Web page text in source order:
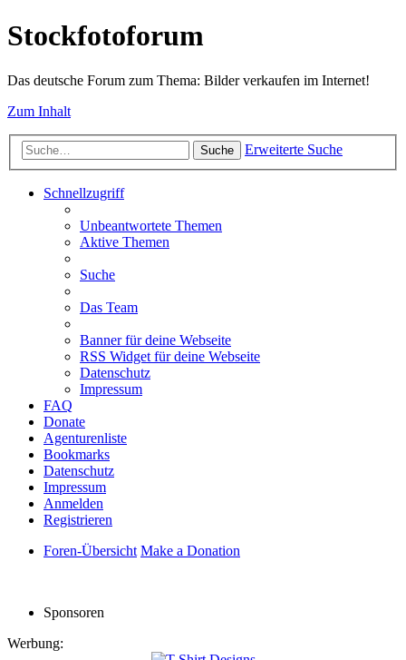
Stockfotoforum
Das deutsche Forum zum Thema: Bilder verkaufen im Internet!
Zum Inhalt
Suche Erweiterte Suche
Schnellzugriff
Unbeantwortete Themen
Aktive Themen
Suche
Das Team
Banner für deine Webseite
RSS Widget für deine Webseite
Datenschutz
Impressum
FAQ
Donate
Agenturenliste
Bookmarks
Datenschutz
Impressum
Anmelden
Registrieren
Foren-Übersicht Make a Donation
Sponsoren
Werbung: